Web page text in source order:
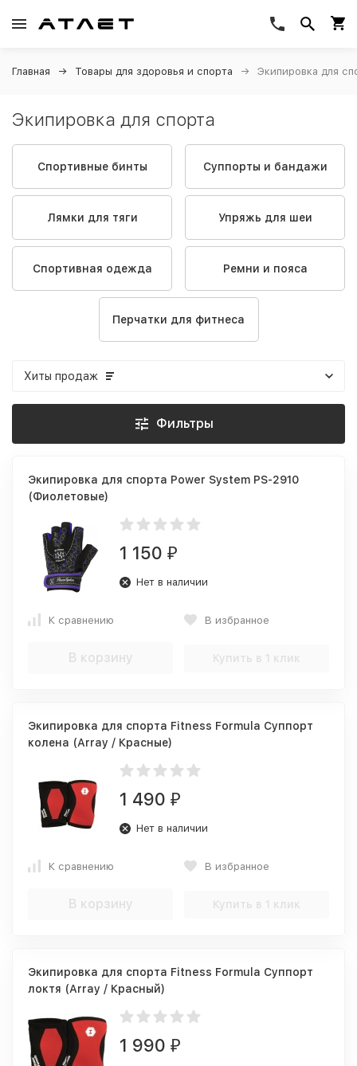
Главная Товары для здоровья и спорта Экипировка для
Экипировка для спорта
Спортивные бинты Суппорты и бандажи
Лямки для тяги Упряжь для шеи
Спортивная одежда Ремни и пояса
Перчатки для фитнеса
Хиты продаж
Фильтры
Экипировка для спорта Power System PS-2910
(Фиолетовые)
1 150 ₽
Нет в наличии
К сравнению В избранное
В корзину Купить в 1 клик
Экипировка для спорта Fitness Formula Суппорт
колена (Array / Красные)
1 490 ₽
Нет в наличии
К сравнению В избранное
В корзину Купить в 1 клик
Экипировка для спорта Fitness Formula Суппорт
локтя (Array / Красный)
1 990 ₽